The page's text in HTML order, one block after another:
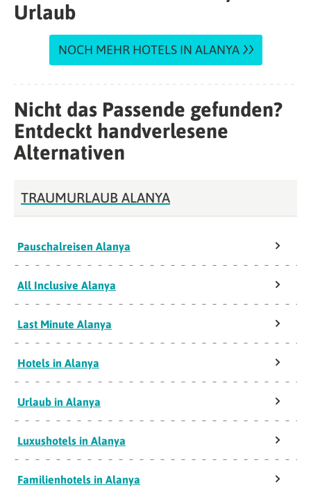
Urlaub
NOCH MEHR HOTELS IN ALANYA
Nicht das Passende gefunden?
Entdeckt handverlesene
Alternativen
TRAUMURLAUB ALANYA
Pauschalreisen Alanya
All Inclusive Alanya
Last Minute Alanya
Hotels in Alanya
Urlaub in Alanya
Luxushotels in Alanya
Familienhotels in Alanya